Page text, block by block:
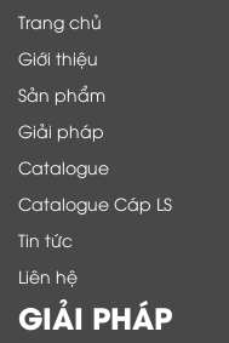
Trang chủ
Giới thiệu
Sản phẩm
Giải pháp
Catalogue
Catalogue Cáp LS
Tin tức
Liên hệ
GIẢI PHÁP